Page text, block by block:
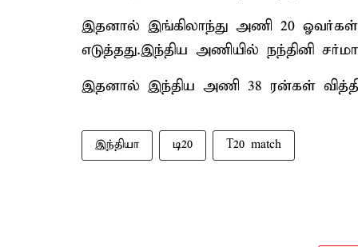
இதனால் இங்கிலாந்து அணி 20 ஓவர்கள்
எடுத்தது.இந்திய அணியில் நந்தினி
இதனால் இந்திய அணி 38 ரன்கள்
இந்தியா டி20 T20 match